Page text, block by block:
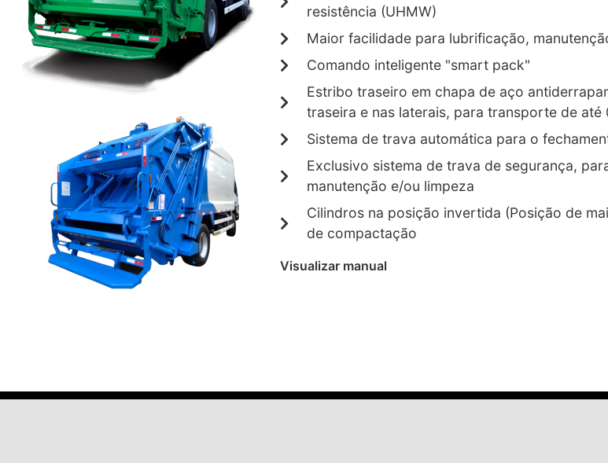
resistência (UHMW)
Maior facilidade para lubrificação,
Comando inteligente "smart pack"
Estribo traseiro em chapa de aço
traseira e nas laterais, para transporte de até
Sistema de trava automática para o
Exclusivo sistema de trava de segurança,
manutenção e/ou limpeza
Cilindros na posição invertida (Posição de
de compactação
Visualizar manual